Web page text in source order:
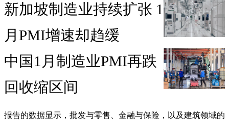
新加坡制造业持续扩张 1
月PMI增速却趋缓
中国1月制造业PMI再跌
回收缩区间
报告的数据显示，批发与零售、金融与保险，以及建筑领域的